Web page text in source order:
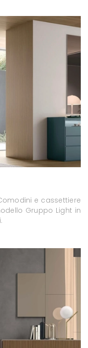
e cassettiere
Gruppo Light in